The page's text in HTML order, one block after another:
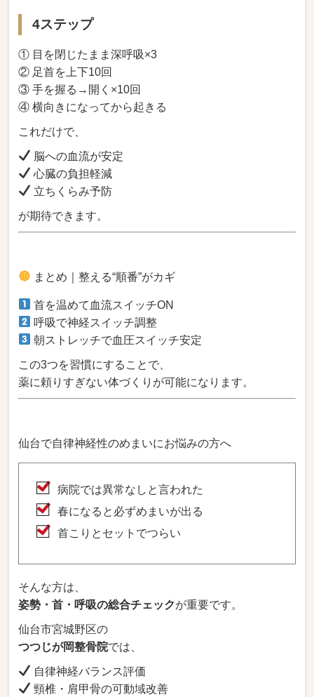
4ステップ
① 目を閉じたまま深呼吸×3
② 足首を上下10回
③ 手を握る→開く×10回
④ 横向きになってから起きる
これだけで、
脳への血流が安定
心臓の負担軽減
立ちくらみ予防
が期待できます。
まとめ｜整える“順番”がカギ
首を温めて血流スイッチON
呼吸で神経スイッチ調整
朝ストレッチで血圧スイッチ安定
この3つを習慣にすることで、
薬に頼りすぎない体づくりが可能になります。
仙台で自律神経性のめまいにお悩みの方へ
病院では異常なしと言われた
春になると必ずめまいが出る
首こりとセットでつらい
そんな方は、
姿勢・首・呼吸の総合チェックが重要です。
仙台市宮城野区の
つつじが岡整骨院では、
自律神経バランス評価
頸椎・肩甲骨の可動域改善